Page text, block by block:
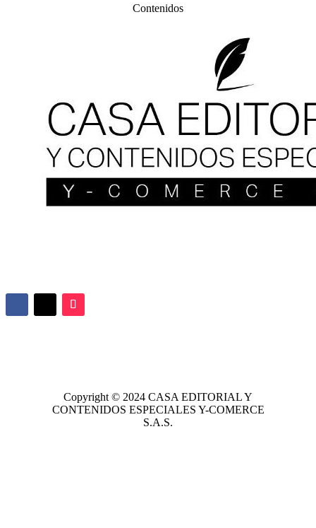
Contenidos
Copyright © 2024 CASA EDITORIALY
CONTENIDOS ESPECIALES Y-COMERCE
S.A.S.